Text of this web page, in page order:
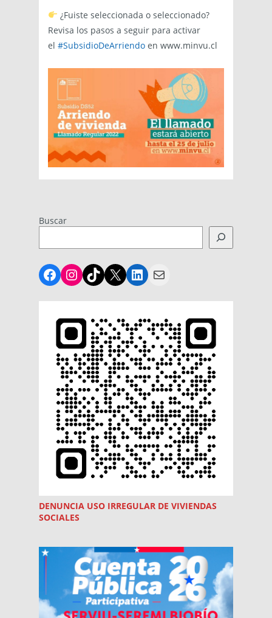
¿Fuiste seleccionada o seleccionado?
Revisa los pasos a seguir para activar
el #SubsidioDeArriendo en www.minvu.cl
Buscar
Facebook
Instagram
TikTok
X LinkedIn
Mail
DENUNCIA USO IRREGULAR DE VIVIENDAS
SOCIALES